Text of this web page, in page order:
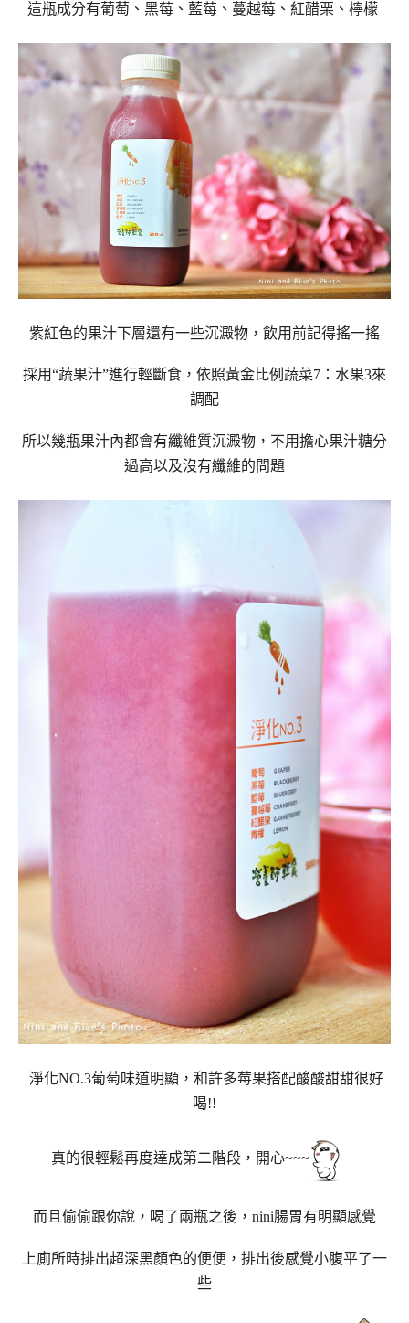
這瓶成分有葡萄、黑莓、藍莓、蔓越莓、紅醋栗、檸檬
紫紅色的果汁下層還有一些沉澱物，飲用前記得搖一搖
採用“蔬果汁”進行輕斷食，依照黃金比例蔬菜7 ：水果3來
調配
所以幾瓶果汁內都會有纖維質沉澱物，不用擔心果汁糖分
過高以及沒有纖維的問題
淨化NO.3葡萄味道明顯，和許多莓果搭配酸酸甜甜很好
喝!!
真的很輕鬆再度達成第二階段，開心~~~
而且偷偷跟你說，喝了兩瓶之後，nini腸胃有明顯感覺
上廁所時排出超深黑顏色的便便，排出後感覺小腹平了一
些